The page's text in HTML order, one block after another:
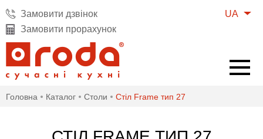
UA
Замовити дзвінок
Замовити прорахунок
Головна Каталог Cтоли Стіл Frame тип 27